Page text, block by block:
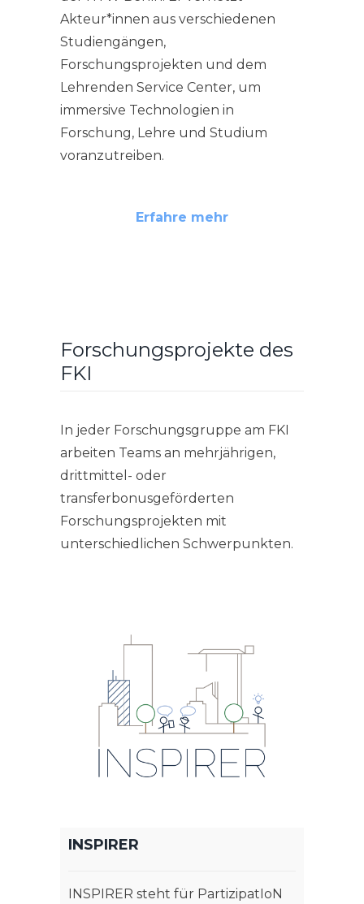
Akteur*innen aus verschiedenen
Studiengängen,
Forschungsprojekten und dem
Lehrenden Service Center, um
immersive Technologien in
Forschung, Lehre und Studium
voranzutreiben.
Erfahre mehr
Forschungsprojekte des
FKI
In jeder Forschungsgruppe am FKI
arbeiten Teams an mehrjährigen,
drittmittel- oder
transferbonusgeförderten
Forschungsprojekten mit
unterschiedlichen Schwerpunkten.
INSPIRER
INSPIRER steht für PartizipatIoN